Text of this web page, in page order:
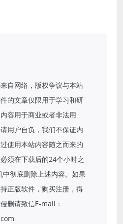
自网络，版权争议与本站
的文章仅限用于学习和研
容用于商业或者非法用
用户自负，我们不保证内
使用本站内容随之而来的
须在下载后的24个小时之
彻底删除上述内容。如果
正版软件，购买注册，得
删请致信E-mail：